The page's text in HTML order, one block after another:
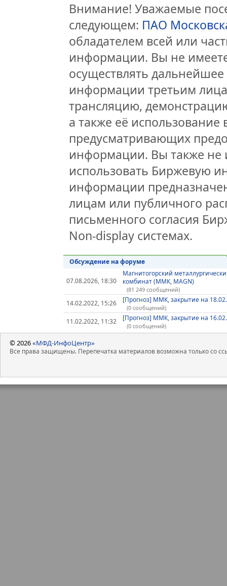
Внимание! Уважаемые
следующем: ПАО
обладателем всей или
информации. Вы не
осуществлять
информации третьим
трансляцию,
а также её
предусматривающих
информации. Вы также не
использовать Биржевую
информации
лицам или публичного
письменного согласия
Non-display системах.
Обсуждение на форуме
07.08.2026, 18:30
Магнитогорский
комбинат (ММК, MAGN)
(81 249 сообщений)
14.02.2022, 15:26 [Прогноз] ММК, закрытие на
(0 сообщений)
11.02.2022, 11:32 [Прогноз] ММК, закрытие на
(0 сообщений)
© 2026«МФД-ИнфоЦентр»
Все права защищены. Перепечатка материалов возможна только со